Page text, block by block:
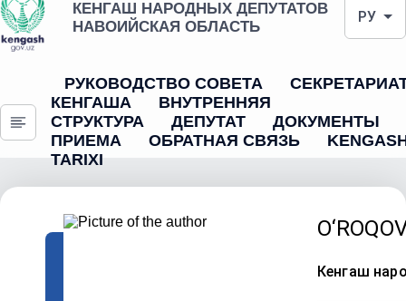
КЕНГАШ НАРОДНЫХ ДЕПУТАТОВ
НАВОИЙСКАЯ ОБЛАСТЬ
РУ
РУКОВОДСТВО СОВЕТА
КЕНГАША
ВНУТРЕННЯЯ
СТРУКТУРА
ДЕПУТАТ
ДОКУМЕНТЫ
ПРИЕМА
ОБРАТНАЯ СВЯЗЬ
TARIXI
Кенгаш